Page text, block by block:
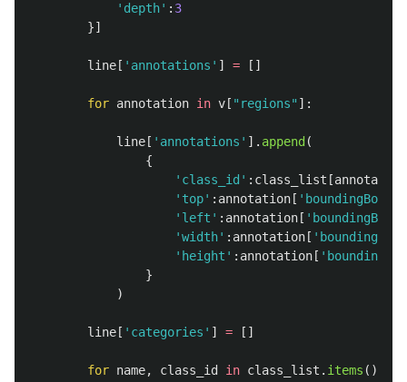
' depth' : 3
}]
line [ ' annotations ' ] = []
for annotation in v [ " regions" ]:
line [ ' annotations ' ]. append (
{
' class_id ' : class_list [annotation
' top' : annotation [ ' boundingBox
' left ' : annotation [ ' boundingBox
'width' : annotation [ ' boundingBox
' height ' : annotation [ ' boundingBox
}
)
line [ ' categories ' ] = []
for name, class_id in class_list . items ():